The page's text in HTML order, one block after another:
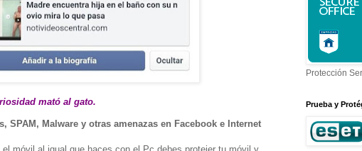
mató al gato.
SPAM, Malware y otras amenazas en Facebook e Internet
Protección
Prueba y